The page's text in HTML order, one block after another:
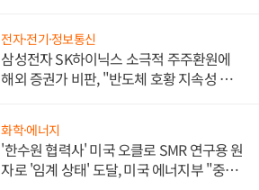
전자·전기·정보통신
삼성전자 SK하이닉스 소극적 주주환원에
해외 증권가 비판, "반도체 호황 지속성 의
화학·에너지
'한수원 협력사' 미국 오클로 SMR 연구용 원
자로 '임계 상태' 도달, 미국 에너지부 "중요